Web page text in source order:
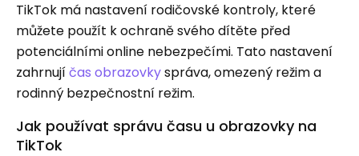
TikTok má nastavení rodičovské kontroly, které
můžete použít k ochraně svého dítěte před
potenciálními online nebezpečími. Tato nastavení
zahrnujíčas obrazovkyspráva, omezený režim a
rodinný bezpečnostní režim.
Jak používat správu času u obrazovky na
TikTok